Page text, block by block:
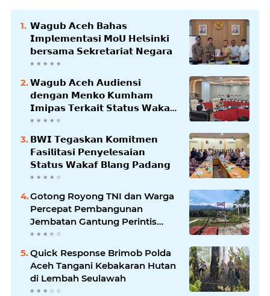
𝗪𝗮𝗴𝘂𝗯 𝗔𝗰𝗲𝗵 𝗕𝗮𝗵𝗮𝘀
𝗜𝗺𝗽𝗹𝗲𝗺𝗲𝗻𝘁𝗮𝘀𝗶 𝗠𝗼𝗨 𝗛𝗲𝗹𝘀𝗶𝗻𝗸𝗶
𝗯𝗲𝗿𝘀𝗮𝗺𝗮 𝗦𝗲𝗸𝗿𝗲𝘁𝗮𝗿𝗶𝗮𝘁 𝗡𝗲𝗴𝗮𝗿𝗮
𝗪𝗮𝗴𝘂𝗯 𝗔𝗰𝗲𝗵 𝗔𝘂𝗱𝗶𝗲𝗻𝘀𝗶
𝗱𝗲𝗻𝗴𝗮𝗻 𝗠𝗲𝗻𝗸𝗼 𝗞𝘂𝗺𝗵𝗮𝗺
𝗜𝗺𝗶𝗽𝗮𝘀 𝗧𝗲𝗿𝗸𝗮𝗶𝘁 𝗦𝘁𝗮𝘁𝘂𝘀 𝗪𝗮𝗸𝗮𝗳
𝗕𝗹𝗮𝗻𝗴𝗽𝗮𝗱𝗮𝗻𝗴
𝗕𝗪𝗜 𝗧𝗲𝗴𝗮𝘀𝗸𝗮𝗻 𝗞𝗼𝗺𝗶𝘁𝗺𝗲𝗻
𝗙𝗮𝘀𝗶𝗹𝗶𝘁𝗮𝘀𝗶 𝗣𝗲𝗻𝘆𝗲𝗹𝗲𝘀𝗮𝗶𝗮𝗻
𝗦𝘁𝗮𝘁𝘂𝘀 𝗪𝗮𝗸𝗮𝗳 𝗕𝗹𝗮𝗻𝗴 𝗣𝗮𝗱𝗮𝗻𝗴
Gotong Royong TNI dan Warga
Percepat Pembangunan
Jembatan Gantung Perintis
Kuta Ujung Aceh Tenggara
Quick Response Brimob Polda
Aceh Tangani Kebakaran Hutan
di Lembah Seulawah